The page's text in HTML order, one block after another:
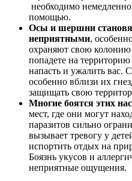
необходимо
помощью.
Осы и шершни
неприятными,
охраняют свою
попадете на
напасть и ужалить вас.
особенно вблизи их
защищать свою
Многие боятся этих
мест, где они могут
паразитов сильно
вызывает тревогу у
испортить отдых на
Боязнь укусов и
неприятные ощущения.